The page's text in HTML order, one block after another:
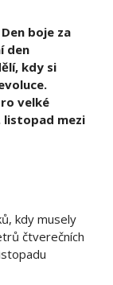
boje za
den
kdy si
velké
listopad mezi
kdy musely
čtverečních